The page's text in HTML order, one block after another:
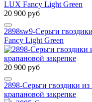
20 900 руб
2898sw9-Серьги
Fancy Light Green
20 900 руб
2898-Серьги гвоздики
крапановой закрепке